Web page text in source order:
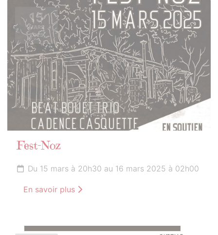
15
MARS
2025
Fest-Noz
Du 15 mars à 20h30 au 16 mars 2025 à 02h00
En savoir plus